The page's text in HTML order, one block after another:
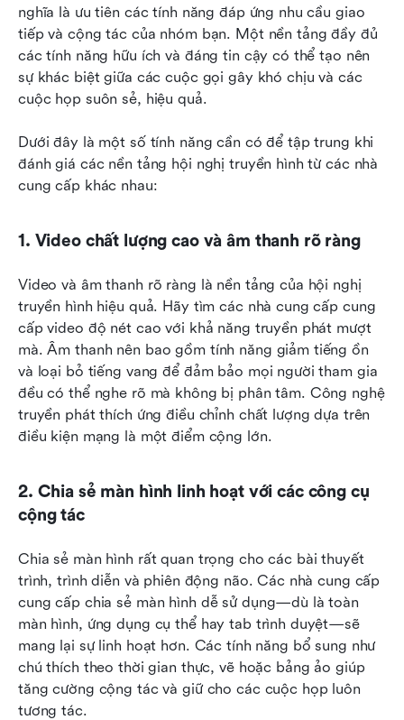
nghĩa là ưu tiên các tính năng đáp ứng nhu cầu giao
tiếp và cộng tác của nhóm bạn. Một nền tảng đầy đủ
các tính năng hữu ích và đáng tin cậy có thể tạo nên
sự khác biệt giữa các cuộc gọi gây khó chịu và các
cuộc họp suôn sẻ, hiệu quả.
Dưới đây là một số tính năng cần có để tập trung khi
đánh giá các nền tảng hội nghị truyền hình từ các nhà
cung cấp khác nhau:
1. Video chất lượng cao và âm thanh rõ ràng
Video và âm thanh rõ ràng là nền tảng của hội nghị
truyền hình hiệu quả. Hãy tìm các nhà cung cấp cung
cấp video độ nét cao với khả năng truyền phát mượt
mà. Âm thanh nên bao gồm tính năng giảm tiếng ồn
và loại bỏ tiếng vang để đảm bảo mọi người tham gia
đều có thể nghe rõ mà không bị phân tâm. Công nghệ
truyền phát thích ứng điều chỉnh chất lượng dựa trên
điều kiện mạng là một điểm cộng lớn.
2. Chia sẻ màn hình linh hoạt với các công cụ
cộng tác
Chia sẻ màn hình rất quan trọng cho các bài thuyết
trình, trình diễn và phiên động não. Các nhà cung cấp
cung cấp chia sẻ màn hình dễ sử dụng—dù là toàn
màn hình, ứng dụng cụ thể hay tab trình duyệt—sẽ
mang lại sự linh hoạt hơn. Các tính năng bổ sung như
chú thích theo thời gian thực, vẽ hoặc bảng ảo giúp
tăng cường cộng tác và giữ cho các cuộc họp luôn
tương tác.